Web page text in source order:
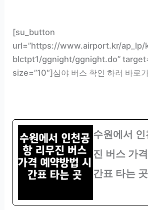
[su_button
url=”https://www.airport.kr/
blctpt1/ggnight/ggnight.do”
size=”10″]심야 버스 확인 하러 바
수원에서
진 버스 가
간표 타는